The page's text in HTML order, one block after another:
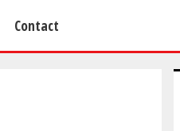
Contact